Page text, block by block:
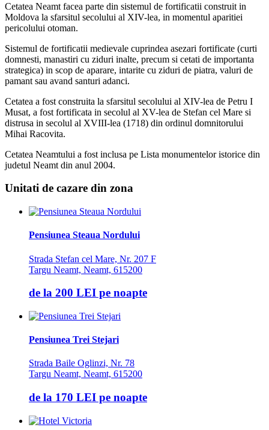
Cetatea Neamt facea parte din sistemul de fortificatii construit in
Moldova la sfarsitul secolului al XIV-lea, in momentul aparitiei
pericolului otoman.
Sistemul de fortificatii medievale cuprindea asezari fortificate (curti
domnesti, manastiri cu ziduri inalte, precum si cetati de importanta
strategica) in scop de aparare, intarite cu ziduri de piatra, valuri de
pamant sau avand santuri adanci.
Cetatea a fost construita la sfarsitul secolului al XIV-lea de Petru I
Musat, a fost fortificata in secolul al XV-lea de Stefan cel Mare si
distrusa in secolul al XVIII-lea (1718) din ordinul domnitorului
Mihai Racovita.
Cetatea Neamtului a fost inclusa pe Lista monumentelor istorice din
judetul Neamt din anul 2004.
Unitati de cazare din zona
Pensiunea Steaua Nordului
Strada Stefan cel Mare, Nr. 207 F
Targu Neamt, Neamt, 615200
de la 200 LEI pe noapte
Pensiunea Trei Stejari
Strada Baile Oglinzi, Nr. 78
Targu Neamt, Neamt, 615200
de la 170 LEI pe noapte